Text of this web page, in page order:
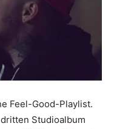
Feel-Good-Playlist.
Studioalbum